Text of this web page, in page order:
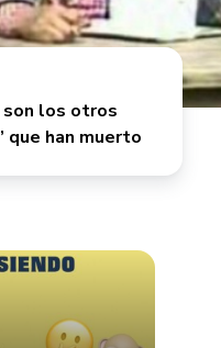
los otros
que han muerto